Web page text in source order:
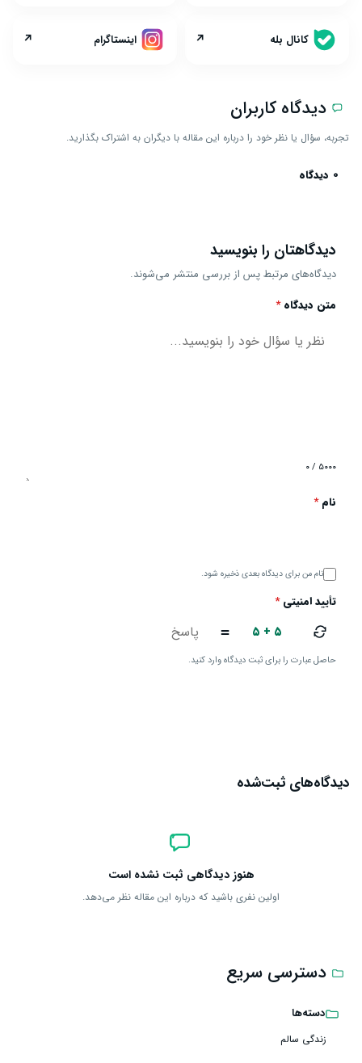
کانال بله ↗ اینستاگرام ↗
دیدگاه کاربران
تجربه، سؤال یا نظر خود را درباره این مقاله با دیگران به اشتراک بگذارید.
0 دیدگاه
دیدگاهتان را بنویسید
دیدگاه‌های مرتبط پس از بررسی منتشر می‌شوند.
متن دیدگاه*
۰ / ۵۰۰۰
نام*
نام من برای دیدگاه بعدی ذخیره شود.
تأیید امنیتی*
۵ + ۵ =
حاصل عبارت را برای ثبت دیدگاه وارد کنید.
دیدگاه‌های ثبت‌شده
هنوز دیدگاهی ثبت نشده است
اولین نفری باشید که درباره این مقاله نظر می‌دهد.
دسترسی سریع
دسته‌ها
زندگی سالم